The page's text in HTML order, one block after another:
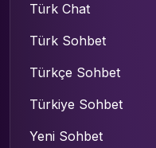
Türk Chat
Türk Sohbet
Türkçe Sohbet
Türkiye Sohbet
Yeni Sohbet